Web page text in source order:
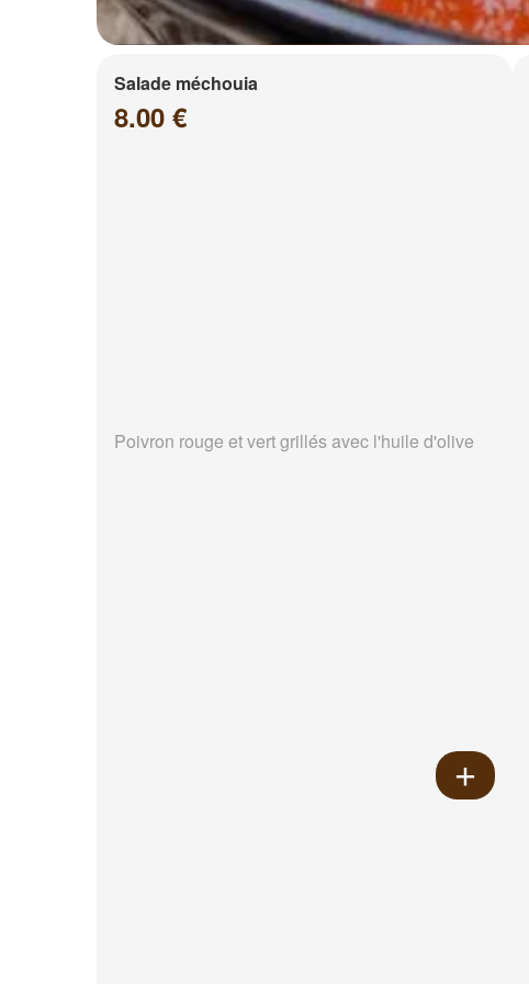
Salade méchouia
8.00 €
Poivron rouge et vert grillés avec l'huile d'olive